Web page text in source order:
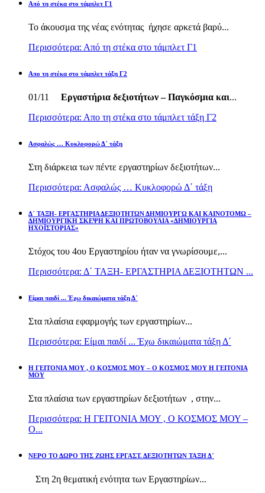
Από τη στέκα στο τάμπλετ Γ1
Το άκουσμα της νέας ενότητας ήχησε αρκετά βαρύ...
Περισσότερα: Από τη στέκα στο τάμπλετ Γ1
Απο τη στέκα στο τάμπλετ τάξη Γ2
01/11 Εργαστήρια δεξιοτήτων – Παγκόσμια και...
Περισσότερα: Απο τη στέκα στο τάμπλετ τάξη Γ2
Ασφαλώς … Κυκλοφορώ Δ΄ τάξη
Στη διάρκεια των πέντε εργαστηρίων δεξιοτήτων...
Περισσότερα: Ασφαλώς … Κυκλοφορώ Δ΄ τάξη
Δ΄ ΤΑΞΗ- ΕΡΓΑΣΤΗΡΙΑ ΔΕΞΙΟΤΗΤΩΝ ΔΗΜΙΟΥΡΓΩ ΚΑΙ ΚΑΙΝΟΤΟΜΩ –
ΔΗΜΙΟΥΡΓΙΚΗ ΣΚΕΨΗ ΚΑΙ ΠΡΩΤΟΒΟΥΛΙΑ «ΔΗΜΙΟΥΡΓΙΑ
ΗΧΟΪΣΤΟΡΙΑΣ»
Στόχος του 4ου Εργαστηρίου ήταν να γνωρίσουμε,...
Περισσότερα: Δ΄ ΤΑΞΗ- ΕΡΓΑΣΤΗΡΙΑ ΔΕΞΙΟΤΗΤΩΝ ...
Είμαι παιδί ... Έχω δικαιώματα τάξη Δ΄
Στα πλαίσια εφαρμογής των εργαστηρίων...
Περισσότερα: Είμαι παιδί ... Έχω δικαιώματα τάξη Δ΄
Η ΓΕΙΤΟΝΙΑ ΜΟΥ , Ο ΚΟΣΜΟΣ ΜΟΥ – Ο ΚΟΣΜΟΣ ΜΟΥ Η ΓΕΙΤΟΝΙΑ
ΜΟΥ
Στα πλαίσια των εργαστηρίων δεξιοτήτων , στην...
Περισσότερα: Η ΓΕΙΤΟΝΙΑ ΜΟΥ , Ο ΚΟΣΜΟΣ ΜΟΥ –
Ο...
ΝΕΡΟ ΤΟ ΔΩΡΟ ΤΗΣ ΖΩΗΣ ΕΡΓΑΣΤ. ΔΕΞΙΟΤΗΤΩΝ ΤΑΞΗ Δ΄
Στη 2η θεματική ενότητα των Εργαστηρίων...